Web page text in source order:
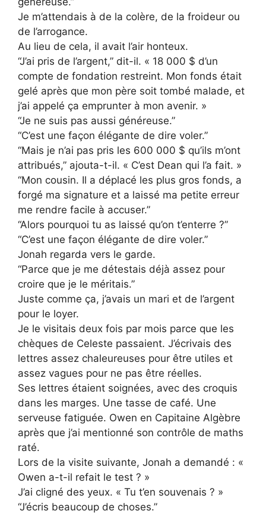
Je m’attendais à de la colère, de la froideur ou
de l’arrogance.
Au lieu de cela, il avait l’air honteux.
“J’ai pris de l’argent,” dit-il. « 18 000 $ d’un
compte de fondation restreint. Mon fonds était
gelé après que mon père soit tombé malade, et
j’ai appelé ça emprunter à mon avenir. »
“Je ne suis pas aussi généreuse.”
“C’est une façon élégante de dire voler.”
“Mais je n’ai pas pris les 600 000 $ qu’ils m’ont
attribués,” ajouta-t-il. « C’est Dean qui l’a fait. »
“Mon cousin. Il a déplacé les plus gros fonds, a
forgé ma signature et a laissé ma petite erreur
me rendre facile à accuser.”
“Alors pourquoi tu as laissé qu’on t’enterre ?”
“C’est une façon élégante de dire voler.”
Jonah regarda vers le garde.
“Parce que je me détestais déjà assez pour
croire que je le méritais.”
Juste comme ça, j’avais un mari et de l’argent
pour le loyer.
Je le visitais deux fois par mois parce que les
chèques de Celeste passaient. J’écrivais des
lettres assez chaleureuses pour être utiles et
assez vagues pour ne pas être réelles.
Ses lettres étaient soignées, avec des croquis
dans les marges. Une tasse de café. Une
serveuse fatiguée. Owen en Capitaine Algèbre
après que j’ai mentionné son contrôle de maths
raté.
Lors de la visite suivante, Jonah a demandé : «
Owen a-t-il refait le test ? »
J’ai cligné des yeux. « Tu t’en souvenais ? »
“J’écris beaucoup de choses.”